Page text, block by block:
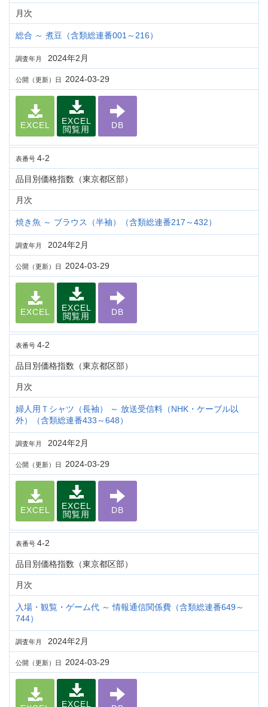
月次
総合 ～ 煮豆（含類総連番001～216）
調査年月 2024年2月
公開（更新）日 2024-03-29
EXCEL
EXCEL
閲覧用
DB
表番号 4-2
品目別価格指数（東京都区部）
月次
焼き魚 ～ ブラウス（半袖）（含類総連番217～432）
調査年月 2024年2月
公開（更新）日 2024-03-29
EXCEL
EXCEL
閲覧用
DB
表番号 4-2
品目別価格指数（東京都区部）
月次
婦人用Ｔシャツ（長袖） ～ 放送受信料（NHK・ケーブル以
外）（含類総連番433～648）
調査年月 2024年2月
公開（更新）日 2024-03-29
EXCEL
EXCEL
閲覧用
DB
表番号 4-2
品目別価格指数（東京都区部）
月次
入場・観覧・ゲーム代 ～ 情報通信関係費（含類総連番649～
744）
調査年月 2024年2月
公開（更新）日 2024-03-29
EXCEL